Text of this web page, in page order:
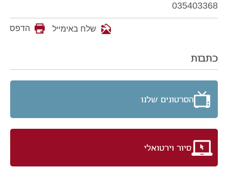
כתבות
הסרטונים שלנו
סיור וירטואלי
035403368
שלח באימייל הדפס